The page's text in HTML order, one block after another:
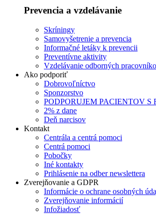
Prevencia a vzdelávanie
Skríningy
Samovyšetrenie a prevencia
Informačné letáky k prevencii
Preventívne aktivity
Vzdelávanie odborných
Ako podporiť
Dobrovoľníctvo
Sponzorstvo
PODPORUJEM PACIENTOV
2% z dane
Deň narcisov
Kontakt
Centrála a centrá pomoci
Centrá pomoci
Pobočky
Iné kontakty
Prihlásenie na odber newslettera
Zverejňovanie a GDPR
Informácie o ochrane osobných
Zverejňovanie informácií
Infožiadosť